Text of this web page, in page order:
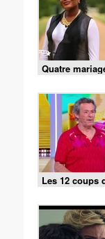
Quatre
une lune de
mariages
de miel du 3
- Merveille et
Les 12 coups
du 5 août 2026